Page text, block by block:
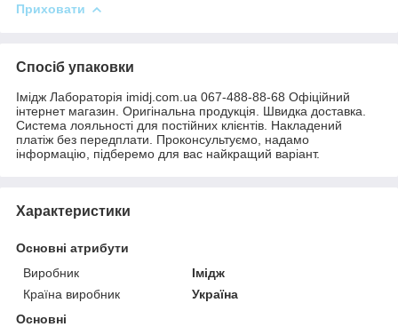
Приховати
Спосіб упаковки
Імідж Лабораторія imidj.com.ua 067-488-88-68 Офіційний
інтернет магазин. Оригінальна продукція. Швидка доставка.
Система лояльності для постійних клієнтів. Накладений
платіж без передплати. Проконсультуємо, надамо
інформацію, підберемо для вас найкращий варіант.
Характеристики
Основні атрибути
Виробник
Імідж
Країна виробник
Україна
Основні